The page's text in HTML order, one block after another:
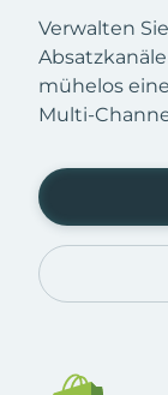
Verwalten
mühelos
Multi-